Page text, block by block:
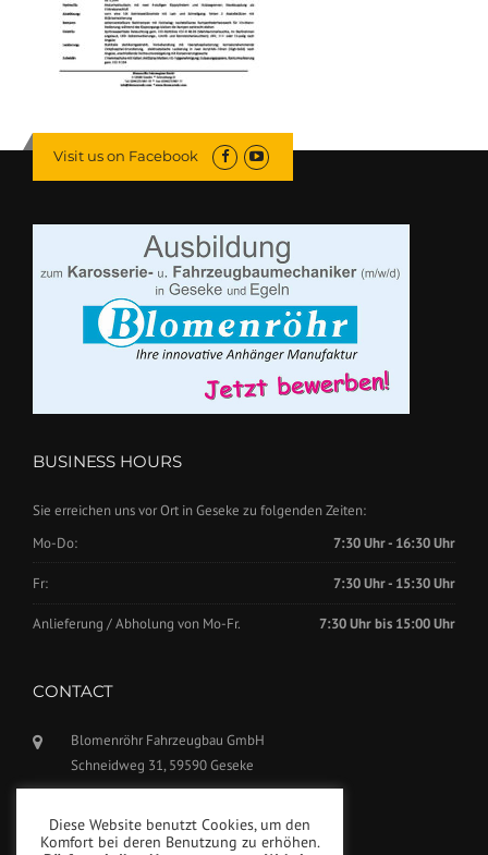
Visit us on Facebook
BUSINESS HOURS
Sie erreichen uns vor Ort in Geseke zu folgenden Zeiten:
Mo-Do:
7:30 Uhr - 16:30 Uhr
Fr: 7:30 Uhr - 15:30 Uhr
Anlieferung / Abholung von Mo-Fr. 7:30 Uhr bis 15:00 Uhr
CONTACT
Blomenröhr Fahrzeugbau GmbH
Schneidweg 31, 59590 Geseke
Fax: +49(0)2942-5799777
Diese Website benutzt Cookies, um den
Komfort bei deren Benutzung zu erhöhen.